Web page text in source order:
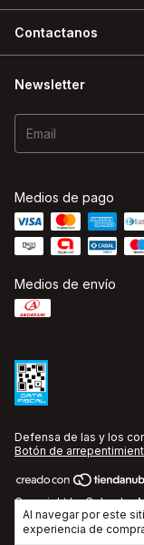
Al navegar por este
experiencia de
Contactanos
Newsletter
Medios de pago
Medios de envío
Defensa de las y los
Botón de
Copyright La Cobacha